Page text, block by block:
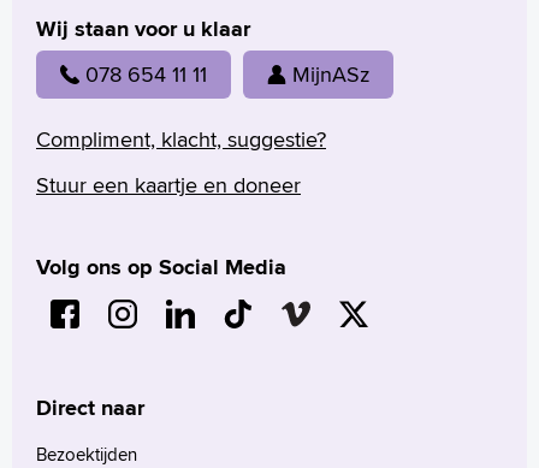
Wij staan voor u klaar
078 654 11 11 MijnASz
Compliment, klacht, suggestie?
Stuur een kaartje en doneer
Volg ons op Social Media
Direct naar
Bezoektijden